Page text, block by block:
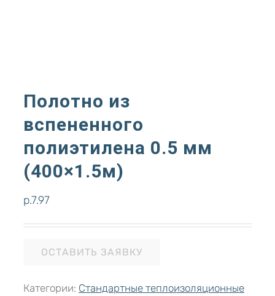
Полотно из
вспененного
полиэтилена 0.5 мм
(400×1.5м)
р.7.97
ОСТАВИТЬ ЗАЯВКУ
Категории: Стандартные теплоизоляционные